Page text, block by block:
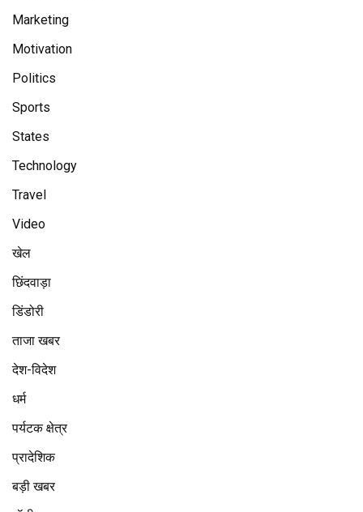
Marketing
Motivation
Politics
Sports
States
Technology
Travel
Video
खेल
छिंदवाड़ा
डिंडोरी
ताजा खबर
देश-विदेश
धर्म
पर्यटक क्षेत्र
प्रादेशिक
बड़ी खबर